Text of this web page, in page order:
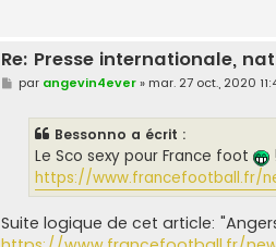
Re: Presse internationale,
M
e
par angevin4ever» mar. 27 oct., 2020
Bessonno a écrit :
Le Sco sexy pour France foot
!
https://www.francefootball.fr/
Suite logique de cet article: